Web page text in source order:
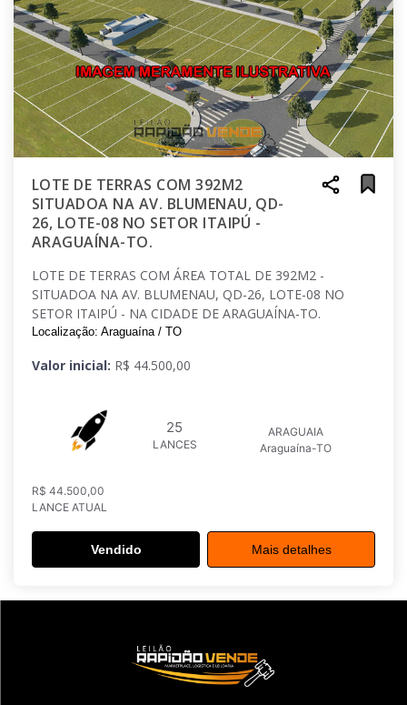
LOTE DE TERRAS COM 392M2
SITUADOA NA AV. BLUMENAU, QD-
26, LOTE-08 NO SETOR ITAIPÚ -
ARAGUAÍNA-TO.
LOTE DE TERRAS COM ÁREA TOTAL DE 392M2 -
SITUADOA NA AV. BLUMENAU, QD-26, LOTE-08 NO
SETOR ITAIPÚ - NA CIDADE DE ARAGUAÍNA-TO.
Localização: Araguaína / TO
Valor inicial: R$ 44.500,00
25
LANCES
ARAGUAIA
Araguaína-TO
R$ 44.500,00
LANCE ATUAL
Vendido Mais detalhes